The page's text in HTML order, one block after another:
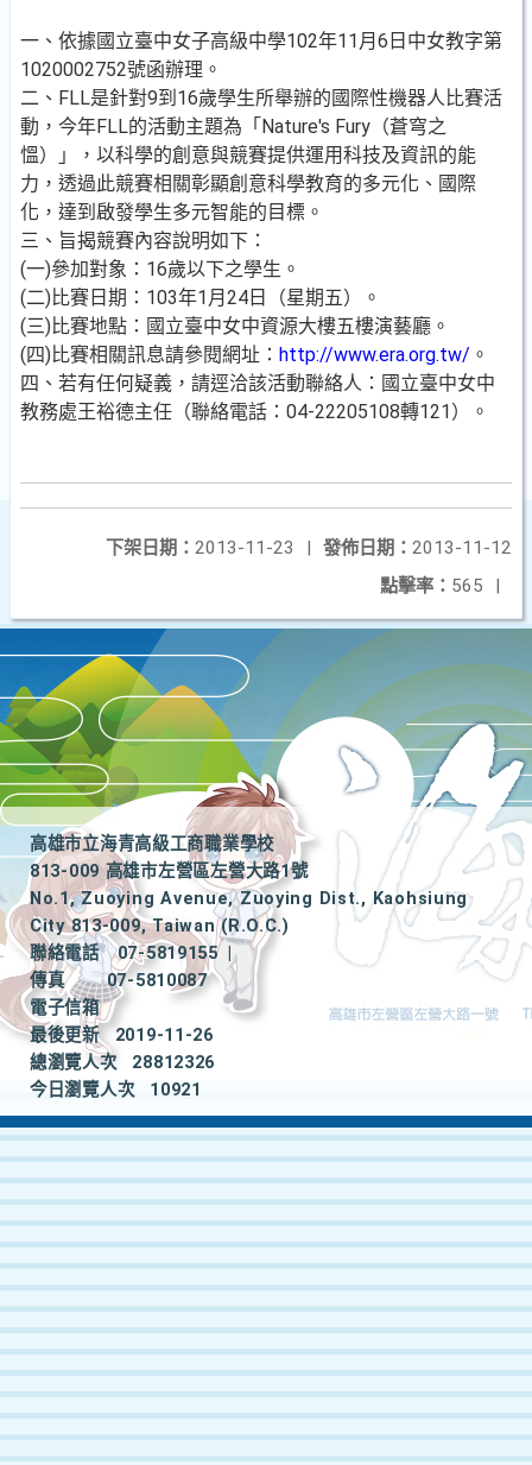
一、依據國立臺中女子高級中學102年11月6日中女教字第
1020002752號函辦理。
二、FLL是針對9到16歲學生所舉辦的國際性機器人比賽活
動，今年FLL的活動主題為「Nature's Fury（蒼穹之
慍）」，以科學的創意與競賽提供運用科技及資訊的能
力，透過此競賽相關彰顯創意科學教育的多元化、國際
化，達到啟發學生多元智能的目標。
三、旨揭競賽內容說明如下：
(一)參加對象：16歲以下之學生。
(二)比賽日期：103年1月24日（星期五）。
(三)比賽地點：國立臺中女中資源大樓五樓演藝廳。
(四)比賽相關訊息請參閱網址： http://www.era.org.tw/ 。
四、若有任何疑義，請逕洽該活動聯絡人：國立臺中女中
教務處王裕德主任（聯絡電話：04-22205108轉121）。
發佈日期： 2013-11-12
下架日期： 2013-11-23
|
點擊率： 565 |
高雄市立海青高級工商職業學校
813-009 高雄市左營區左營大路1號
No.1, Zuoying Avenue, Zuoying Dist., Kaohsiung
City 813-009, Taiwan (R.O.C.)
聯絡電話
07-5819155
|
傳真
07-5810087
電子信箱
最後更新
2019-11-26
總瀏覽人次
28812326
今日瀏覽人次
10921